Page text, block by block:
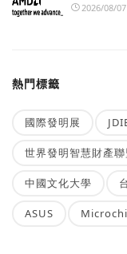
2026/08/07
熱門標籤
國際發明展
世界發明智慧財產
中國文化大學
ASUS